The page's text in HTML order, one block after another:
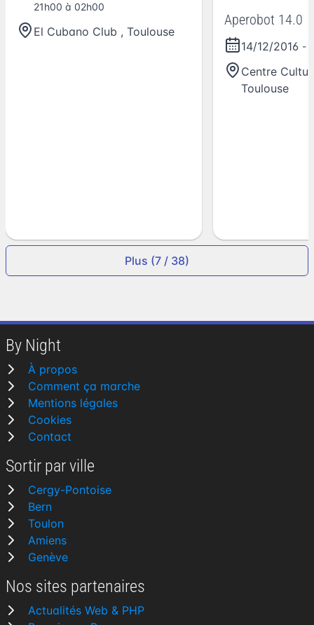
21h00 à 02h00
El Cubano Club , Toulouse
Aperobot 14.0
14/12/2016 -
Centre
Toulouse
Plus (7 / 38)
By Night
À propos
Comment ça marche
Mentions légales
Cookies
Contact
Sortir par ville
Cergy-Pontoise
Bern
Toulon
Amiens
Genève
Nos sites partenaires
Actualités Web & PHP